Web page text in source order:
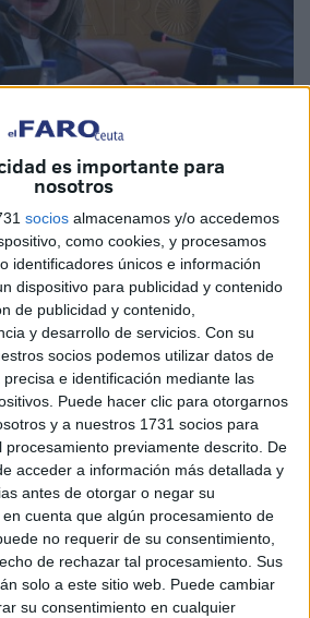
es importante para
nosotros
socios almacenamos y/o accedemos
como cookies, y procesamos
identificadores únicos e información
dispositivo para publicidad y contenido
de publicidad y contenido,
y desarrollo de servicios. Con su
socios podemos utilizar datos de
e identificación mediante las
Puede hacer clic para otorgarnos
y a nuestros 1731 socios para
procesamiento previamente descrito. De
acceder a información más detallada y
antes de otorgar o negar su
en cuenta que algún procesamiento de
no requerir de su consentimiento,
de rechazar tal procesamiento. Sus
solo a este sitio web. Puede cambiar
su consentimiento en cualquier
y Cultura, Pilar Orozco, ha
consejería en el mantenimiento de
escuelas infantiles dentro de la
dispone, deslizando que el
en Ceutadebería hacer más
a situaciones como las que se viven
educativas.
ante la interpelación presentada
el estado de algunas
caso de la de Juan Carlos I
una plaga de termitas.